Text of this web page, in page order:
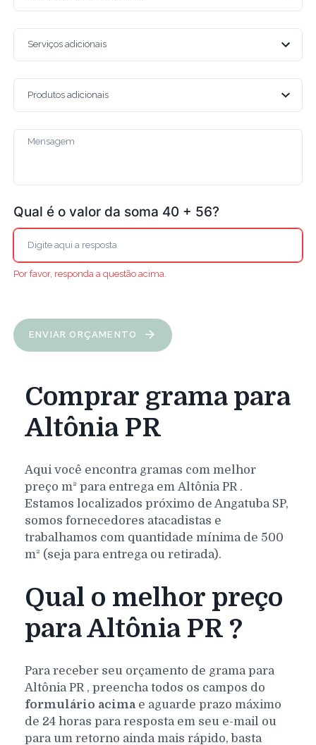
Qual é o valor da soma 40 + 56?
Por favor, responda a questão acima.
ENVIAR ORÇAMENTO
Comprar grama para
Altônia PR
Aqui você encontra gramas com melhor
preço m² para entrega em Altônia PR.
Estamos localizados próximo de Angatuba SP,
somos fornecedores atacadistas e
trabalhamos com quantidade mínima de 500
m² (seja para entrega ou retirada).
Qual o melhor preço
para Altônia PR ?
Para receber seu orçamento de grama para
Altônia PR , preencha todos os campos do
formulário acima e aguarde prazo máximo
de 24 horas para resposta em seu e-mail ou
para um retorno ainda mais rápido, basta